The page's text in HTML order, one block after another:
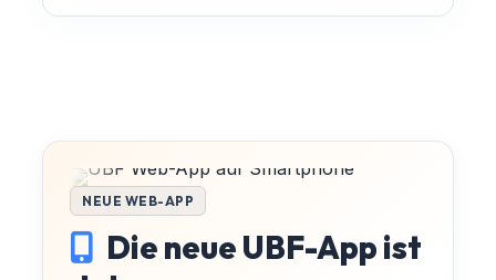
NEUE WEB-APP
Die neue UBF-App ist